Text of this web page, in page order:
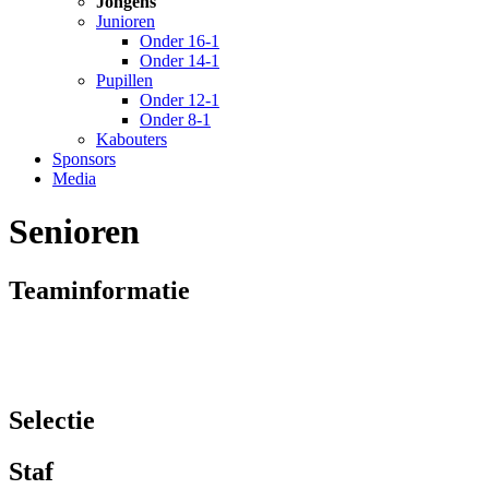
Junioren
Onder 16-1
Onder 14-1
Pupillen
Onder 12-1
Onder 8-1
Kabouters
Sponsors
Media
Senioren
Teaminformatie
Selectie
Staf